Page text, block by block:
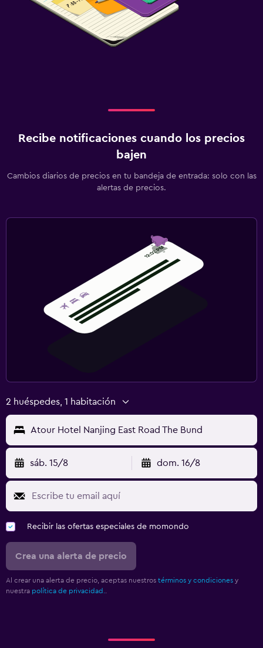
Recibe notificaciones cuando los precios
bajen
Cambios diarios de precios en tu bandeja de entrada: solo con las
alertas de precios.
2 huéspedes, 1 habitación
Atour Hotel Nanjing East Road The Bund
sáb. 15/8 dom. 16/8
Recibir las ofertas especiales de momondo
Crea una alerta de precio
Al crear una alerta de precio, aceptas nuestros términos y condiciones y
nuestra política de privacidad.